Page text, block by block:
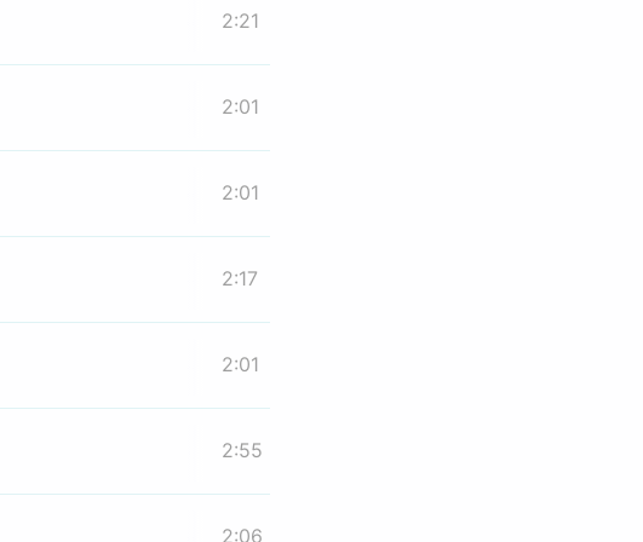
2:21
2:01
2:01
2:17
2:01
2:55
2:06